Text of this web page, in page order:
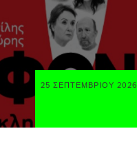
25 ΣΕΠΤΕΜΒΡΊΟΥ 2026